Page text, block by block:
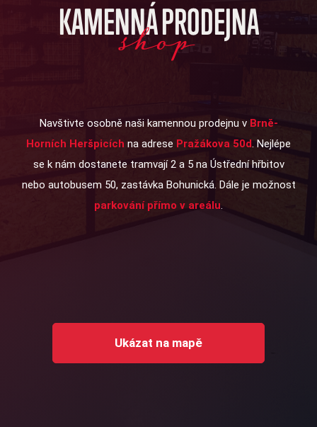
KAMENNÁ PRODEJNA
shop
Navštivte osobně naši kamennou prodejnu v Brně-
Horních Heršpicích na adrese Pražákova 50d. Nejlépe
se k nám dostanete tramvají 2 a 5 na Ústřední hřbitov
nebo autobusem 50, zastávka Bohunická. Dále je možnost
parkování přímo v areálu.
Ukázat na mapě